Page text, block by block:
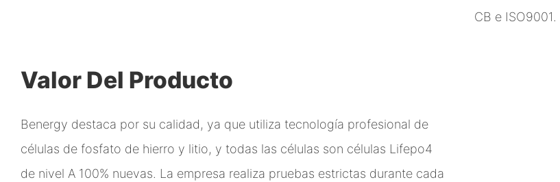
CB e ISO9001.
Valor Del Producto
Benergy destaca por su calidad, ya que utiliza tecnología profesional de
células de fosfato de hierro y litio, y todas las células son células Lifepo4
de nivel A 100% nuevas. La empresa realiza pruebas estrictas durante cada